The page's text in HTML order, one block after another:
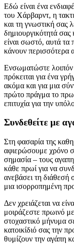
Εδώ είναι ένα
του Χάρβαρντ, η
και τη γνωστική σας
δημιουργικότητά σας
είναι σωστό, αυτά τα
κάνουν περισσότερα
Ενσωματώστε λοιπόν
πρόκειται για ένα
ακόμα και για μια
πρώτο πράγμα το
επιτυχία για την
Συνδεθείτε με
Στη φασαρία της
αφιερώσουμε χρόνο
σημασία – τους
κάθε πρωί για να
ανεβάσει τη διάθεσή
μια ισορροπημένη
Δεν χρειάζεται να
μοιράζεστε πρωινό
στοχαστικό μήνυμα
κατοικίδιό σας την
θυμίζουν την αγάπη